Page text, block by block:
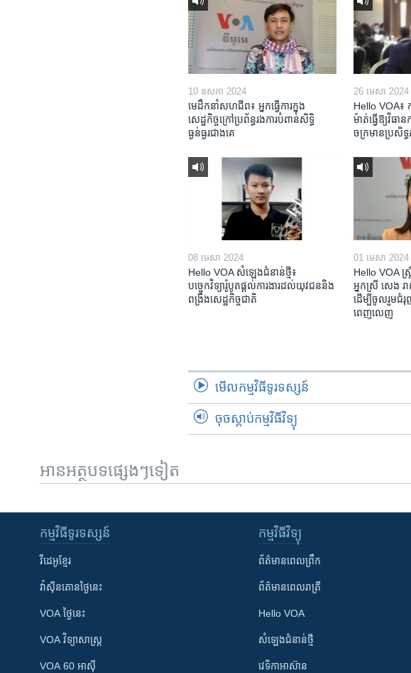
10 ឧសភា 2024
មេដឹកនាំសហជីព៖ អ្នកធ្វើការក្នុង
សេដ្ឋកិច្ចក្រៅប្រព័ន្ធរងការបំពានសិទ្ធិ
ធ្ងន់ធ្ងរជាងគេ
26 មេសា 2024
Hello VOA៖
ម៉ាត់​ធ្វើ​ឱ្យ​វិធា
ចក្រ​មាន​ប្រសិទ្ធ
08 មេសា 2024
Hello VOA សំឡេង​ជំនាន់​ថ្មី៖
បច្ចេកវិទ្យា​រ៉ូបូត​ផ្តល់​ការងារ​ដល់​យុវជននិង​
ពង្រឹង​​សេដ្ឋកិច្ច​ជាតិ​​​​​​
01 មេសា 2024
Hello VOA ស្
អ្នកស្រី សេង រ
ដើម្បីចូលរួមជំរុ
ពេញលេញ
មើល​កម្មវិធី​ទូរទស្សន៍
ចុចស្តាប់កម្មវិធីវិទ្យុ
អានអត្ថបទផ្សេងៗទៀត
កម្មវិធី​ទូរទស្សន៍
វីដេអូ​ខ្មែរ
វ៉ាស៊ីនតោន​ថ្ងៃ​នេះ
VOA ថ្ងៃនេះ
VOA ​វិទ្យាសាស្ត្រ
VOA 60 អាស៊ី
កម្មវិធី​វិទ្យុ
ព័ត៌មាន​ពេល​ព្រឹក
ព័ត៌មាន​​ពេល​រាត្រី
Hello VOA
សំឡេង​ជំនាន់​ថ្មី
វេទិកា​អាស៊ាន